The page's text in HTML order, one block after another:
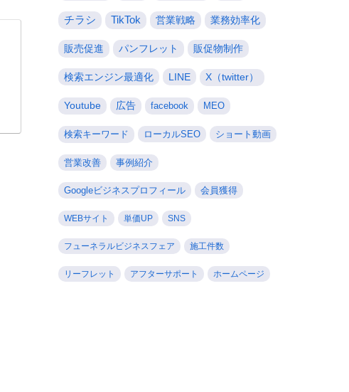
チラシ TikTok 営業戦略 業務効率化
販売促進 パンフレット 販促物制作
検索エンジン最適化 LINE X（twitter）
Youtube 広告 facebook MEO
検索キーワード ローカルSEO ショート動画
営業改善 事例紹介
Googleビジネスプロフィール 会員獲得
WEBサイト 単価UP SNS
フューネラルビジネスフェア 施工件数
リーフレット アフターサポート ホームページ